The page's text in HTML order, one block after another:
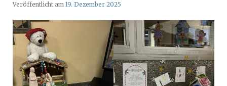
Veröffentlicht am 19. Dezember 2025